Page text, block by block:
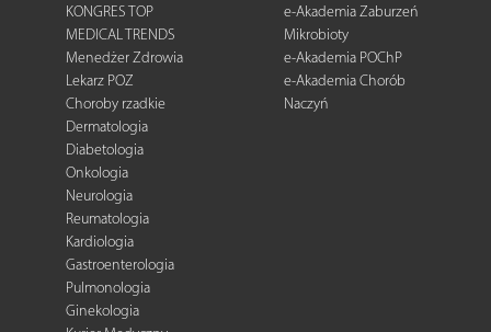
KONGRES TOP
MEDICAL TRENDS
Menedżer Zdrowia
Lekarz POZ
Choroby rzadkie
Dermatologia
Diabetologia
Onkologia
Neurologia
Reumatologia
Kardiologia
Gastroenterologia
Pulmonologia
Ginekologia
e-Akademia Zaburzeń
Mikrobioty
e-Akademia POChP
e-Akademia Chorób
Naczyń